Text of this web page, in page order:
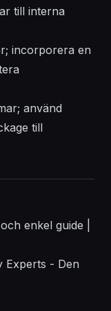
till interna
incorporera en
använd
till
enkel guide |
Experts - Den